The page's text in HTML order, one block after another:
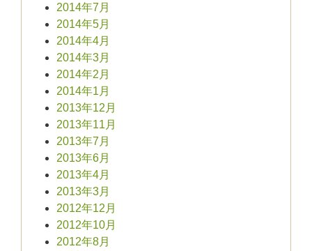
2014年7月
2014年5月
2014年4月
2014年3月
2014年2月
2014年1月
2013年12月
2013年11月
2013年7月
2013年6月
2013年4月
2013年3月
2012年12月
2012年10月
2012年8月